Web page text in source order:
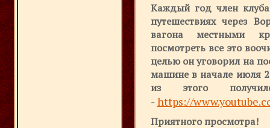
Каждый год член
путешествиях через
вагона местными
посмотреть все это
целью он уговорил на
машине в начале июля
из этого
- https://
Приятного просмотра!